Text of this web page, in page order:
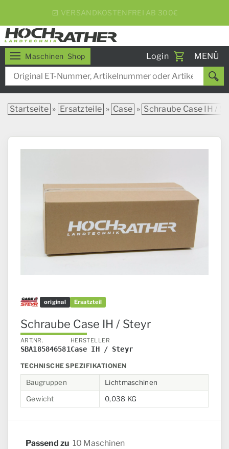
5% RABATT BEI WOCHENEXPRESS
Maschinen Shop Login
Toggle
MENÜ
Startseite » Ersatzteile » Case » Schraube Case IH /
original Ersatzteil
Schraube Case IH / Steyr
ART.NR.
SBA185846581
HERSTELLER
Case IH / Steyr
TECHNISCHE SPEZIFIKATIONEN
Baugruppen
Lichtmaschinen
Gewicht
0,038 KG
Passend zu 10 Maschinen